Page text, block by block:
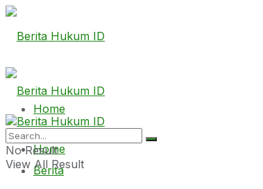
Home
Berita
Home
No Result
View All Result